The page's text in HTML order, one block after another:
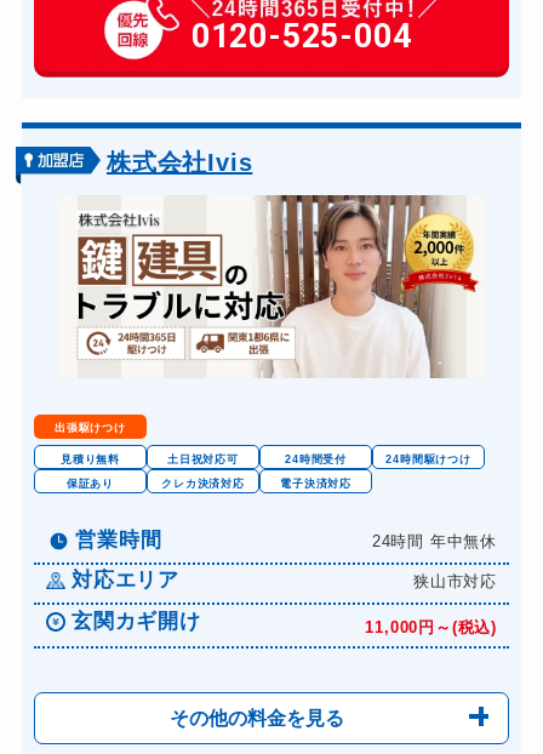
玄関カギ作成 14,300円～(税込)
玄関カギ交換 14,300円～(税込)
バイクカギ開け
バイクカギ作成 16,500円～(税込)
スーツケースカギ開け 8,800円～(税込)
金庫カギ開け 14,300円～(税込)
金庫カギ交換 11,000円～(税込)
ロッカーカギ開け 8,800円～(税込)
ドアノブカギ開け
ドアノブカギ作成 8,800円～(税込)
ドアノブカギ交換
0120-525-004
株式会社Ivis
出張駆けつけ
見積り無料 土日祝対応可 24時間受付
24時間駆けつけ
保証あり
クレカ決済対応 電子決済対応
営業時間 24時間 年中無休
対応エリア 狭山市対応
玄関カギ開け 11,000円～(税込)
その他の料金を見る